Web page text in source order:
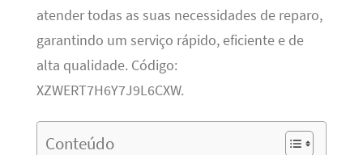
atender todas as suas necessidades de reparo,
garantindo um serviço rápido, eficiente e de
alta qualidade. Código:
XZWERT7H6Y7J9L6CXW.
Conteúdo